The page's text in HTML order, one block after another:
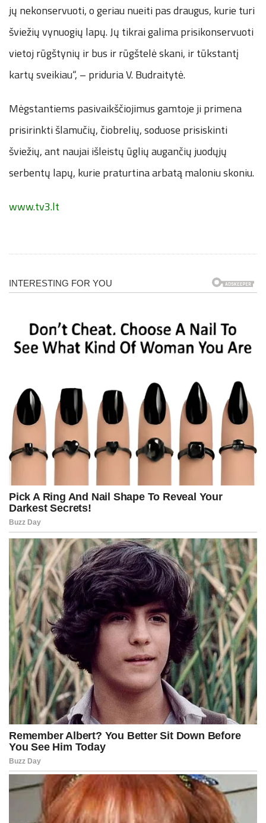
jų nekonservuoti, o geriau nueiti pas draugus, kurie turi
šviežių vynuogių lapų. Jų tikrai galima prisikonservuoti
vietoj rūgštynių ir bus ir rūgštelė skani, ir tūkstantį
kartų sveikiau“, – priduria V. Budraitytė.
Mėgstantiems pasivaikščiojimus gamtoje ji primena
prisirinkti šlamučių, čiobrelių, soduose prisiskinti
šviežių, ant naujai išleistų ūglių augančių juodųjų
serbentų lapų, kurie praturtina arbatą maloniu skoniu.
www.tv3.lt